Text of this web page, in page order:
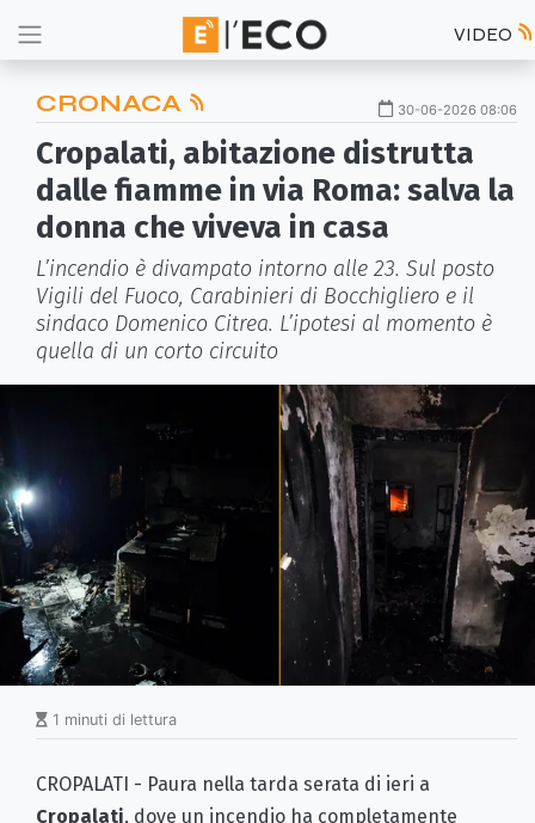
VIDEO
CRONACA 30-06-2026 08:06
Cropalati, abitazione distrutta
dalle fiamme in via Roma: salva la
donna che viveva in casa
L’incendio è divampato intorno alle 23. Sul posto
Vigili del Fuoco, Carabinieri di Bocchigliero e il
sindaco Domenico Citrea. L’ipotesi al momento è
quella di un corto circuito
1 minuti di lettura
CROPALATI - Paura nella tarda serata di ieri a
Cropalati, dove un incendio ha completamente